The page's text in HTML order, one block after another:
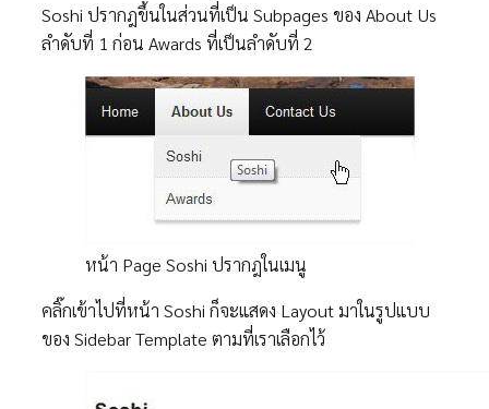
Soshi ปรากฎขึ้นในส่วนที่เป็น Subpages ของ About Us
ลำดับที่ 1 ก่อน Awards ที่เป็นลำดับที่ 2
หน้า Page Soshi ปรากฎในเมนู
คลิ๊กเข้าไปที่หน้า Soshi ก็จะแสดง Layout มาในรูปแบบ
ของ Sidebar Template ตามที่เราเลือกไว้